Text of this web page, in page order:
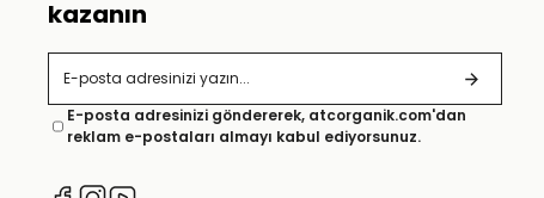
kazanın
E-posta adresinizi göndererek, atcorganik.com'dan
reklam e-postaları almayı kabul ediyorsunuz.